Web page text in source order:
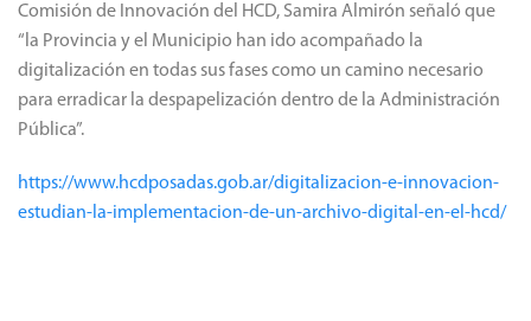
Comisión de Innovación del HCD, Samira Almirón señaló que
“la Provincia y el Municipio han ido acompañado la
digitalización en todas sus fases como un camino necesario
para erradicar la despapelización dentro de la Administración
Pública”.
https://www.hcdposadas.gob.ar/digitalizacion-e-innovacion-
estudian-la-implementacion-de-un-archivo-digital-en-el-hcd/